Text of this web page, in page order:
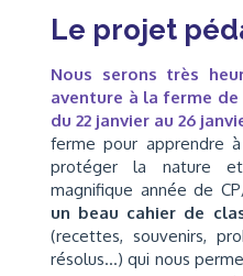
Le projet
Nous serons très
aventure à la ferme
du 22 janvier au 26
ferme pour apprendre
protéger la nature
magnifique année de
un beau cahier de
(recettes, souvenirs,
résolus...) qui nous